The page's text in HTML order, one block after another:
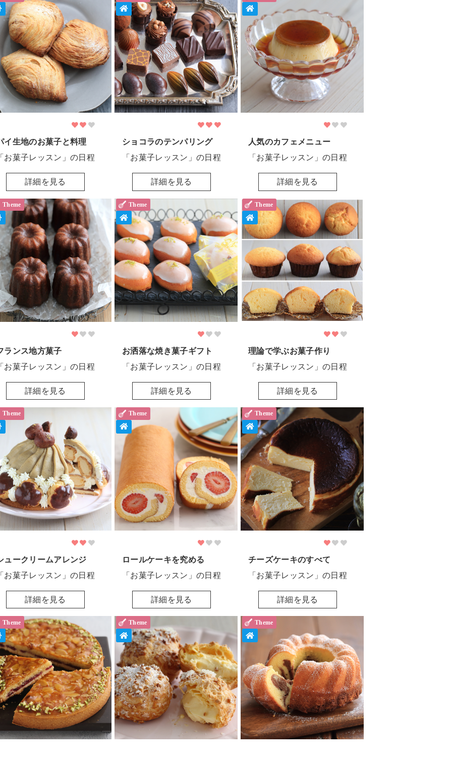
イ生地のお菓子と料理
お菓子レッスン」の日程
詳細を見る
ショコラのテンパリング
「お菓子レッスン」の日程
詳細を見る
人気のカフェメニュー
「お菓子レッスン」の日程
詳細を見る
Theme
ランス地方菓子
お菓子レッスン」の日程
詳細を見る
Theme
お洒落な焼き菓子ギフト
「お菓子レッスン」の日程
詳細を見る
Theme
理論で学ぶお菓子作り
「お菓子レッスン」の日程
詳細を見る
Theme
ュークリームアレンジ
お菓子レッスン」の日程
詳細を見る
Theme
ロールケーキを究める
「お菓子レッスン」の日程
詳細を見る
Theme
チーズケーキのすべて
「お菓子レッスン」の日程
詳細を見る
Theme Theme Theme